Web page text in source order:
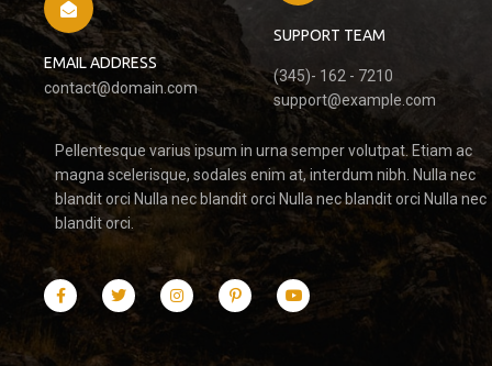
EMAIL ADDRESS
contact@domain.com
SUPPORT TEAM
(345)- 162 - 7210
support@example.com
Pellentesque varius ipsum in urna semper volutpat. Etiam ac
magna scelerisque, sodales enim at, interdum nibh. Nulla nec
blandit orci Nulla nec blandit orci Nulla nec blandit orci Nulla nec
blandit orci.